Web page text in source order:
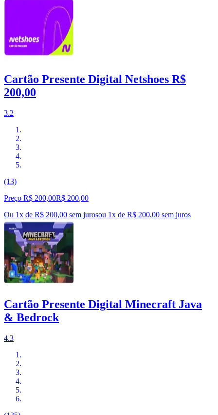
Cartão Presente Digital Netshoes R$
200,00
3.2
(13)
Preço R$ 200,00R$ 200,00
Ou 1x de R$ 200,00 sem jurosou 1x de R$ 200,00 sem juros
Cartão Presente Digital Minecraft Java
& Bedrock
4.3